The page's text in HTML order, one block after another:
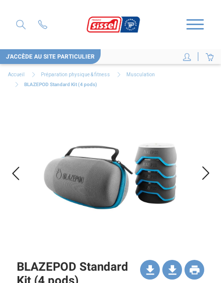
J'ACCÈDE AU SITE PARTICULIER
Accueil Préparation physique & fitness
Musculation
BLAZEPOD Standard Kit (4 pods)
BLAZEPOD Standard